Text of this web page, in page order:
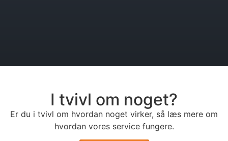
I tvivl om noget?
Er du i tvivl om hvordan noget virker, så læs mere om
hvordan vores service fungere.